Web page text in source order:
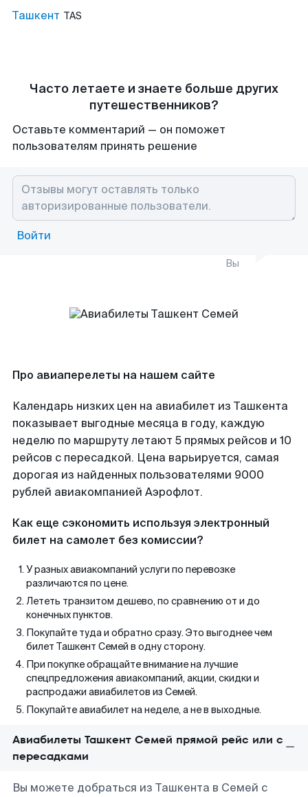
Ташкент TAS
Часто летаете и знаете больше других
путешественников?
Оставьте комментарий — он поможет
пользователям принять решение
Войти
Вы
Про авиаперелеты на нашем сайте
Календарь низких цен на авиабилет из Ташкента
показывает выгодные месяца в году, каждую
неделю по маршруту летают 5 прямых рейсов и 10
рейсов с пересадкой. Цена варьируется, самая
дорогая из найденных пользователями 9000
рублей авиакомпанией Аэрофлот.
Как еще сэкономить используя электронный
билет на самолет без комиссии?
У разных авиакомпаний услуги по перевозке
различаются по цене.
Лететь транзитом дешево, по сравнению от и до
конечных пунктов.
Покупайте туда и обратно сразу. Это выгоднее чем
билет Ташкент Семей в одну сторону.
При покупке обращайте внимание на лучшие
спецпредложения авиакомпаний, акции, скидки и
распродажи авиабилетов из Семей.
Покупайте авиабилет на неделе, а не в выходные.
Авиабилеты Ташкент Семей прямой рейс или с
пересадками
Вы можете добраться из Ташкента в Семей с